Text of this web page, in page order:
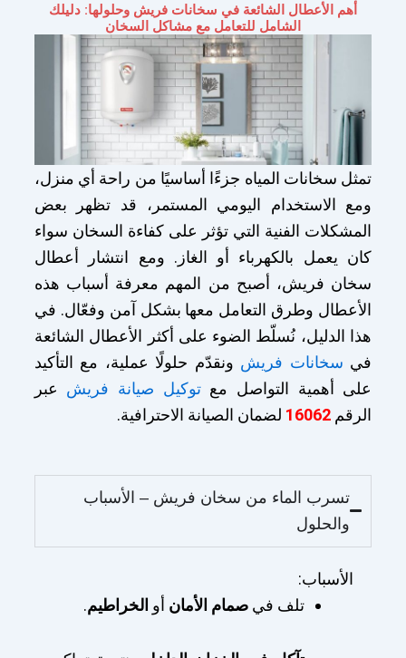
أهم الأعطال الشائعة في سخانات فريش وحلولها: دليلك
الشامل للتعامل مع مشاكل السخان
تمثل سخانات المياه جزءًا أساسيًا من راحة أي منزل،
ومع الاستخدام اليومي المستمر، قد تظهر بعض
المشكلات الفنية التي تؤثر على كفاءة السخان سواء
كان يعمل بالكهرباء أو الغاز. ومع انتشار أعطال
سخان فريش، أصبح من المهم معرفة أسباب هذه
الأعطال وطرق التعامل معها بشكل آمن وفعّال. في
هذا الدليل، نُسلّط الضوء على أكثر الأعطال الشائعة
في سخانات فريش ونقدّم حلولًا عملية، مع التأكيد
على أهمية التواصل معتوكيل صيانة فريش عبر
الرقم
لضمان الصيانة الاحترافية.
تسرب الماء من سخان فريش – الأسباب
والحلول
الأسباب:
تلف في صمام الأمان أو الخراطيم.